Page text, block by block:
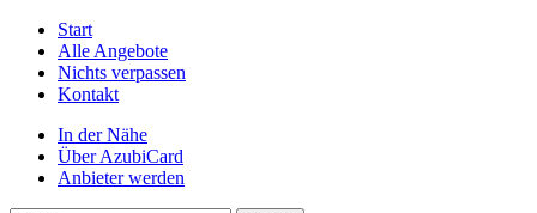
Start
Alle Angebote
Nichts verpassen
Kontakt
In der Nähe
Über AzubiCard
Anbieter werden